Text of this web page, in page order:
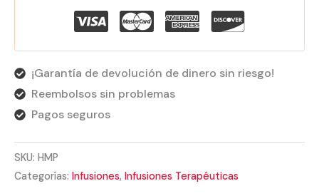
¡Garantía de devolución de dinero sin riesgo!
Reembolsos sin problemas
Pagos seguros
SKU: HMP
Categorías: Infusiones, Infusiones Terapéuticas